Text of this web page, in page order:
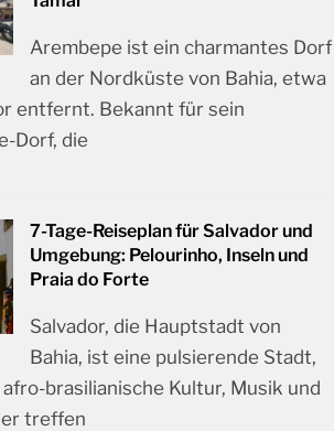
Arembepe ist ein charmantes Dorf
an der Nordküste von Bahia, etwa
entfernt. Bekannt für sein
Dorf, die
7-Tage-Reiseplan für Salvador und
Umgebung: Pelourinho, Inseln und
Praia do Forte
Salvador, die Hauptstadt von
Bahia, ist eine pulsierende Stadt,
brasilianische Kultur, Musik und
treffen